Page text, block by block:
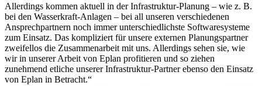
Allerdings kommen aktuell in der Infrastruktur-Planung – wie z. B.
bei den Wasserkraft-Anlagen – bei all unseren verschiedenen
Ansprechpartnern noch immer unterschiedlichste Softwaresysteme
zum Einsatz. Das kompliziert für unsere externen Planungspartner
zweifellos die Zusammenarbeit mit uns. Allerdings sehen sie, wie
wir in unserer Arbeit von Eplan profitieren und so ziehen
zunehmend etliche unserer Infrastruktur-Partner ebenso den Einsatz
von Eplan in Betracht.“